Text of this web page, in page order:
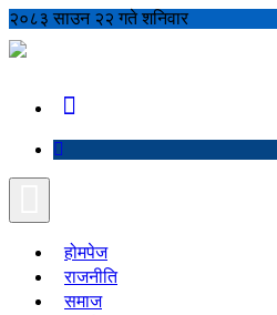
२०८३ साउन २२ गते शनिवार
होमपेज
राजनीति
समाज